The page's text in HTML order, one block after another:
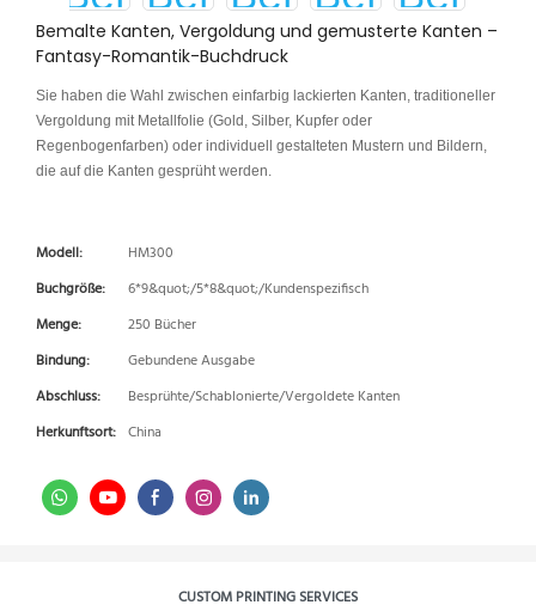
Bemalte Kanten, Vergoldung und gemusterte Kanten –
Fantasy-Romantik-Buchdruck
Sie haben die Wahl zwischen einfarbig lackierten Kanten, traditioneller
Vergoldung mit Metallfolie (Gold, Silber, Kupfer oder
Regenbogenfarben) oder individuell gestalteten Mustern und Bildern,
die auf die Kanten gesprüht werden.
Modell:
HM300
Buchgröße:
6*9&quot;/5*8&quot;/Kundenspezifisch
Menge:
250 Bücher
Bindung:
Gebundene Ausgabe
Abschluss:
Besprühte/Schablonierte/Vergoldete Kanten
Herkunftsort: China
CUSTOM PRINTING SERVICES